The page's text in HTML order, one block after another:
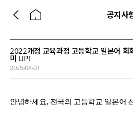
공지사
2022개정 교육과정 고등학교 일본어 회
미 UP!
2025-04-01
안녕하세요, 전국의 고등학교 일본어